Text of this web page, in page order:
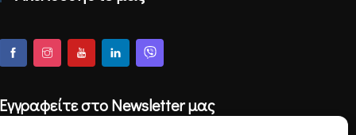
Εγγραφείτε στο Newsletter μας